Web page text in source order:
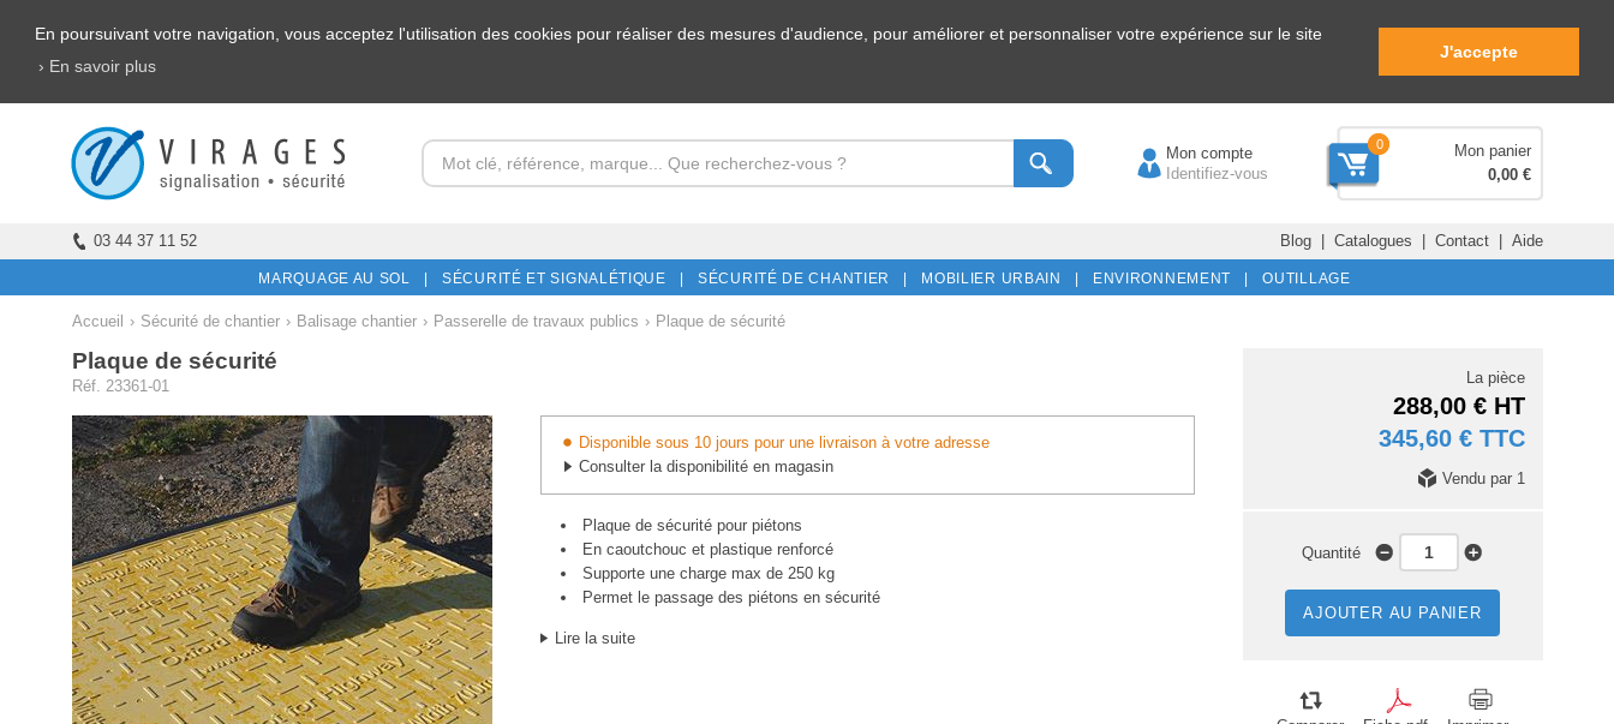
En poursuivant votre navigation, vous acceptez l'utilisation des cookies pour réaliser des mesures d'audience, pour améliorer et personnaliser votre expérience sur le site
› En savoir plus
J'accepte
Mon compte
Identifiez-vous
0
Mon panier
0,00 €
03 44 37 11 52 Blog| Catalogues | Contact| Aide
MARQUAGE AU SOL | SÉCURITÉ ET SIGNALÉTIQUE | SÉCURITÉ DE CHANTIER | MOBILIER URBAIN | ENVIRONNEMENT | OUTILLAGE
Accueil › Sécurité de chantier › Balisage chantier › Passerelle de travaux publics › Plaque de sécurité
Plaque de sécurité
Réf. 23361-01
Disponible sous 10 jours pour une livraison à votre adresse
Consulter la disponibilité en magasin
Plaque de sécurité pour piétons
En caoutchouc et plastique renforcé
Supporte une charge max de 250 kg
Permet le passage des piétons en sécurité
Lire la suite
La pièce
288,00 € HT
345,60 € TTC
Vendu par 1
Quantité
AJOUTER AU PANIER